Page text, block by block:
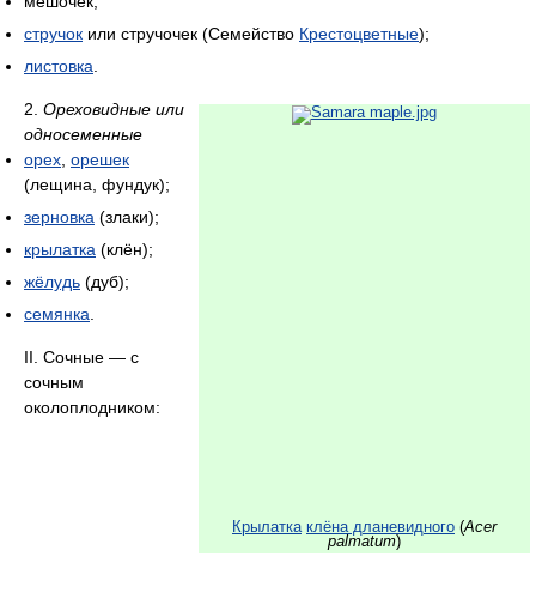
стручок или стручочек (Семейство Крестоцветные);
листовка
Крылатка клёна дланевидного (Acer
palmatum)
2. Ореховидные или
односеменные
орех орешек
(лещина, фундук);
зерновка (злаки);
крылатка (клён);
жёлудь (дуб);
семянка
II. Сочные — с
сочным
околоплодником: